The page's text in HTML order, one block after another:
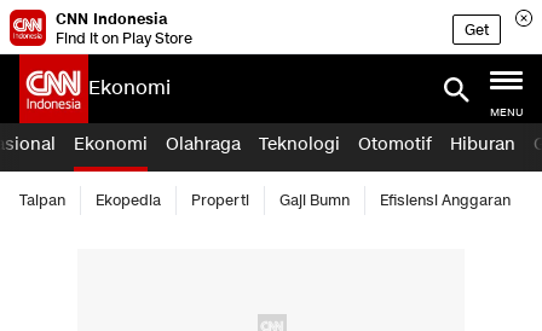
CNN Indonesia
Find it on Play Store
Get
Ekonomi
MENU
Ekonomi Olahraga Teknologi Otomotif Hiburan
Taipan Ekopedia Properti Gaji Bumn Efisiensi Anggaran